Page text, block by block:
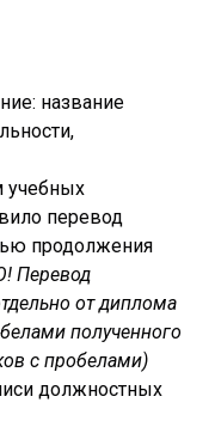
название
учебных
перевод
продолжения
Перевод
от диплома
полученного
с пробелами)
должностных